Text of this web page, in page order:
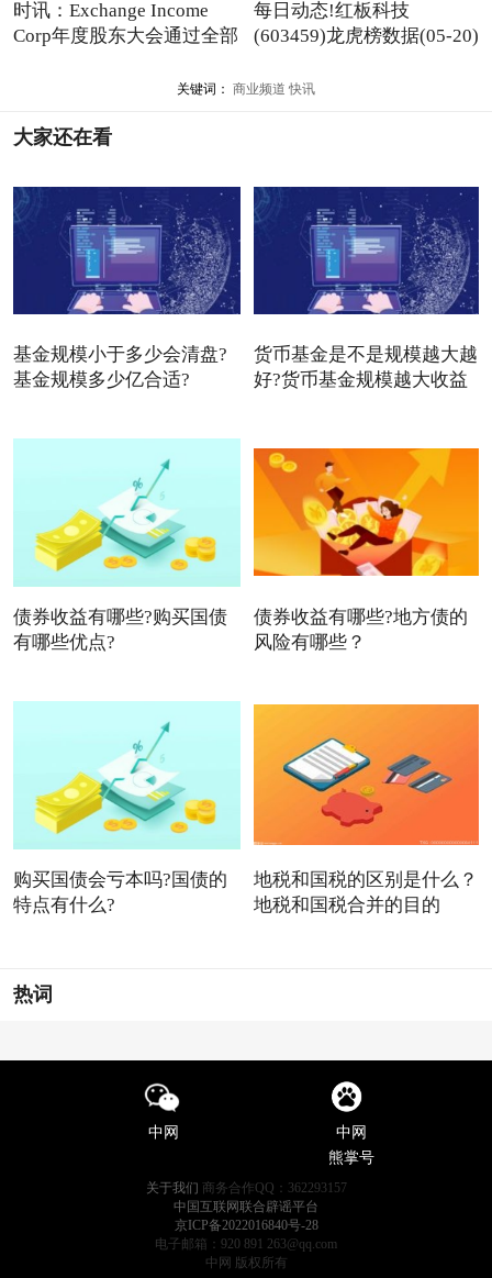
时讯：Exchange Income
Corp年度股东大会通过全部
每日动态!红板科技
(603459)龙虎榜数据(05-20)
关键词： 商业频道 快讯
大家还在看
基金规模小于多少会清盘?
基金规模多少亿合适?
货币基金是不是规模越大越
好?货币基金规模越大收益
债券收益有哪些?购买国债
有哪些优点?
债券收益有哪些?地方债的
风险有哪些？
购买国债会亏本吗?国债的
特点有什么?
地税和国税的区别是什么？
地税和国税合并的目的
热词
中网
中网
熊掌号
关于我们 商务合作QQ：362293157
中国互联网联合辟谣平台
京ICP备2022016840号-28
电子邮箱：920 891 263@qq.com
中网 版权所有